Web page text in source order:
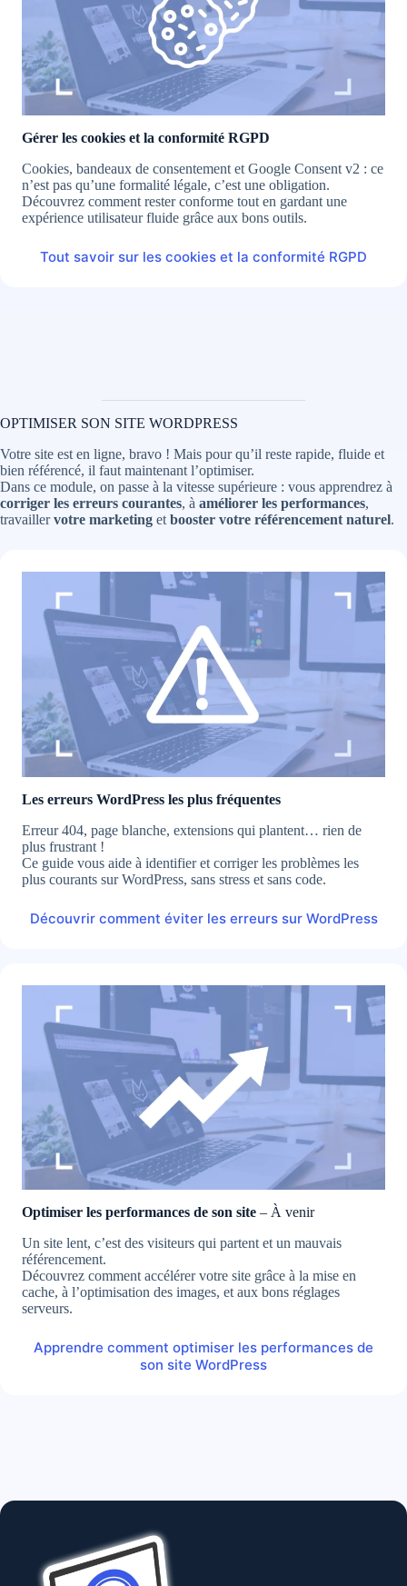
Gérer les cookies et la conformité RGPD
Cookies, bandeaux de consentement et Google Consent v2 : ce
n’est pas qu’une formalité légale, c’est une obligation.
Découvrez comment rester conforme tout en gardant une
expérience utilisateur fluide grâce aux bons outils.
Tout savoir sur les cookies et la conformité RGPD
OPTIMISER SON SITE WORDPRESS
Votre site est en ligne, bravo ! Mais pour qu’il reste rapide, fluide et
bien référencé, il faut maintenant l’optimiser.
Dans ce module, on passe à la vitesse supérieure : vous apprendrez à
corriger les erreurs courantes, à améliorer les performances,
travaillervotre marketing etbooster votre référencement naturel.
Les erreurs WordPress les plus fréquentes
Erreur 404, page blanche, extensions qui plantent… rien de
plus frustrant !
Ce guide vous aide à identifier et corriger les problèmes les
plus courants sur WordPress, sans stress et sans code.
Découvrir comment éviter les erreurs sur WordPress
Optimiser les performances de son site – À venir
Un site lent, c’est des visiteurs qui partent et un mauvais
référencement.
Découvrez comment accélérer votre site grâce à la mise en
cache, à l’optimisation des images, et aux bons réglages
serveurs.
Apprendre comment optimiser les performances de
son site WordPress